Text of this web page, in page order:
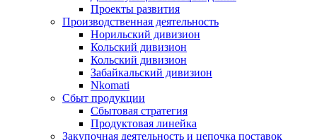
Проекты развития
Производственная деятельность
Норильский дивизион
Кольский дивизион
Кольский дивизион
Забайкальский дивизион
Nkomati
Сбыт продукции
Сбытовая стратегия
Продуктовая линейка
Закупочная деятельность и цепочка поставок